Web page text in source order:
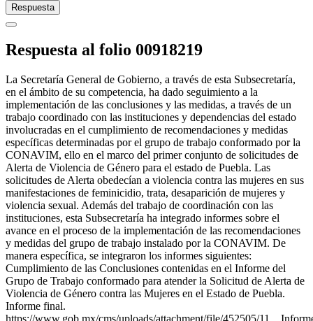
Respuesta
Respuesta al folio 00918219
La Secretaría General de Gobierno, a través de esta Subsecretaría,
en el ámbito de su competencia, ha dado seguimiento a la
implementación de las conclusiones y las medidas, a través de un
trabajo coordinado con las instituciones y dependencias del estado
involucradas en el cumplimiento de recomendaciones y medidas
específicas determinadas por el grupo de trabajo conformado por la
CONAVIM, ello en el marco del primer conjunto de solicitudes de
Alerta de Violencia de Género para el estado de Puebla. Las
solicitudes de Alerta obedecían a violencia contra las mujeres en sus
manifestaciones de feminicidio, trata, desaparición de mujeres y
violencia sexual. Además del trabajo de coordinación con las
instituciones, esta Subsecretaría ha integrado informes sobre el
avance en el proceso de la implementación de las recomendaciones
y medidas del grupo de trabajo instalado por la CONAVIM. De
manera específica, se integraron los informes siguientes:
Cumplimiento de las Conclusiones contenidas en el Informe del
Grupo de Trabajo conformado para atender la Solicitud de Alerta de
Violencia de Género contra las Mujeres en el Estado de Puebla.
Informe final.